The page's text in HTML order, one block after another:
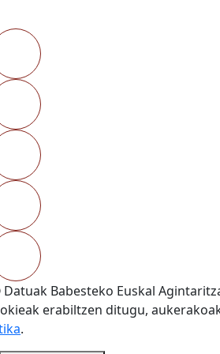
Babesteko Euskal
erabiltzen ditugu,
.